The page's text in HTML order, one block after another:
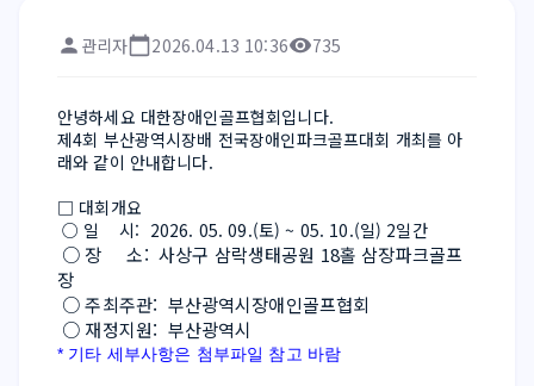
관리자 2026.04.13 10:36 735
안녕하세요 대한장애인골프협회입니다.
제4회 부산광역시장배 전국장애인파크골프대회 개최를 아
래와 같이 안내합니다.
□ 대회개요
○ 일    시:  2026. 05. 09.(토) ~ 05. 10.(일) 2일간
○ 장     소:  사상구 삼락생태공원 18홀 삼장파크골프
장
○ 주최주관:  부산광역시장애인골프협회
○ 재정지원:  부산광역시
* 기타 세부사항은 첨부파일 참고 바람